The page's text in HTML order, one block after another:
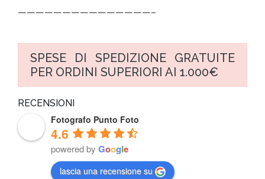
———————————————–
SPESE DI SPEDIZIONE GRATUITE
PER ORDINI SUPERIORI AI 1.000€
RECENSIONI
Fotografo Punto Foto
4.6
powered by Google
lascia una recensione su